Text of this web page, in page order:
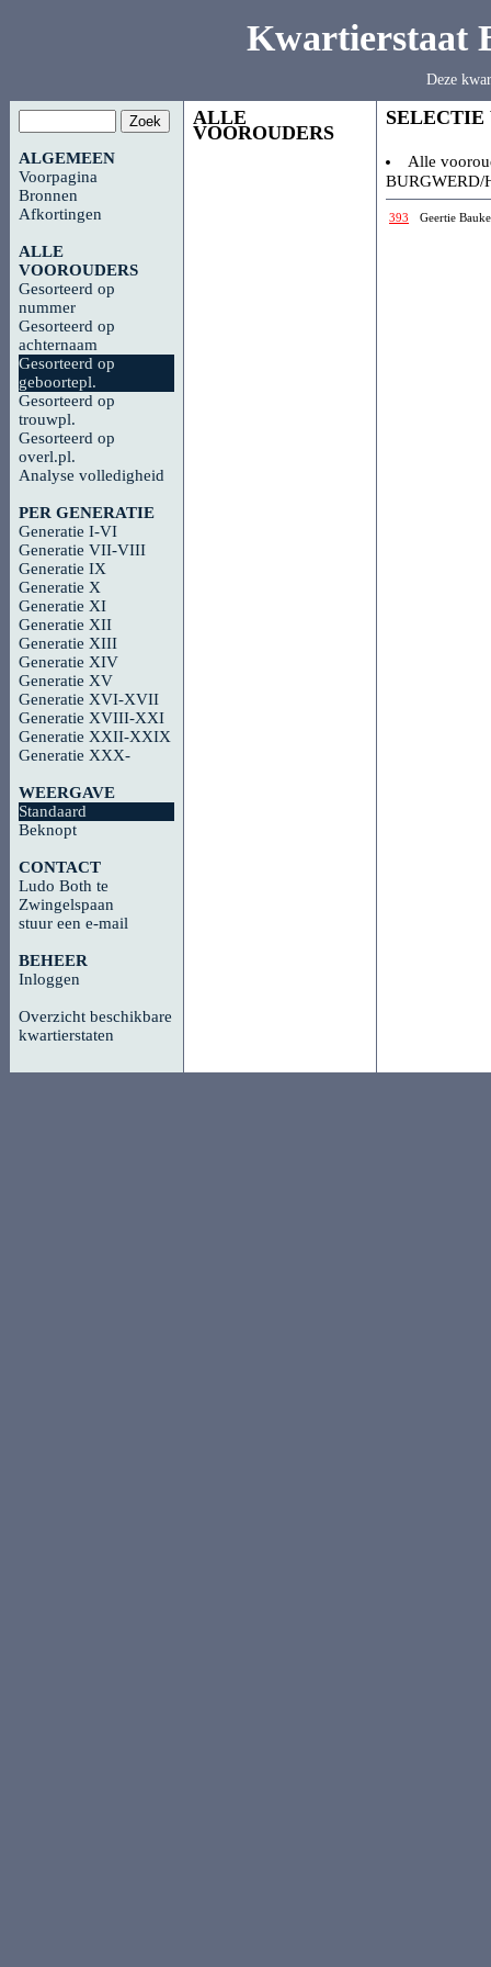
Kwartierstaat
Deze
ALGEMEEN
Voorpagina
Bronnen
Afkortingen
ALLE
VOOROUDERS
Gesorteerd op
nummer
Gesorteerd op
achternaam
Gesorteerd op
geboortepl.
Gesorteerd op
trouwpl.
Gesorteerd op
overl.pl.
Analyse volledigheid
PER GENERATIE
Generatie I-VI
Generatie VII-VIII
Generatie IX
Generatie X
Generatie XI
Generatie XII
Generatie XIII
Generatie XIV
Generatie XV
Generatie XVI-XVII
Generatie XVIII-XXI
Generatie XXII-XXIX
Generatie XXX-
WEERGAVE
Standaard
Beknopt
CONTACT
Ludo Both te
Zwingelspaan
stuur een e-mail
BEHEER
Inloggen
Overzicht beschikbare
kwartierstaten
ALLE
VOOROUDERS
SELECTIE
Alle
BURGWERD/
393 Geertie